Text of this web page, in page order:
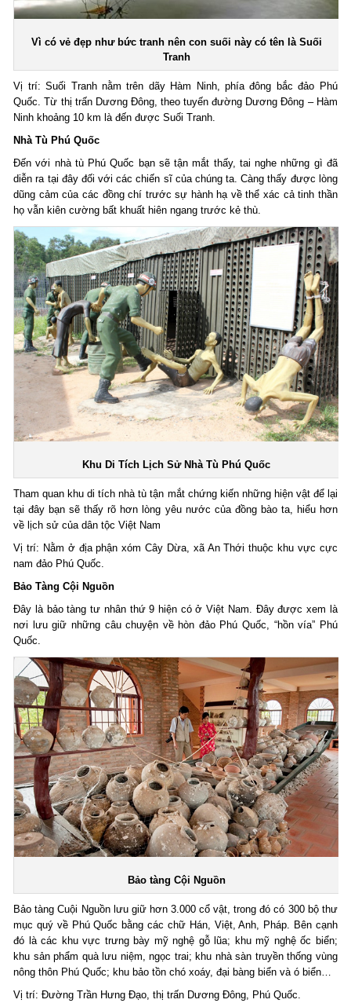
Vì có vẻ đẹp như bức tranh nên con suối này có tên là Suối
Tranh
Vị trí: Suối Tranh nằm trên dãy Hàm Ninh, phía đông bắc đảo Phú
Quốc. Từ thị trấn Dương Đông, theo tuyến đường Dương Đông – Hàm
Ninh khoảng 10 km là đến được Suối Tranh.
Nhà Tù Phú Quốc
Đến với nhà tù Phú Quốc bạn sẽ tận mắt thấy, tai nghe những gì đã
diễn ra tại đây đối với các chiến sĩ của chúng ta. Càng thấy được lòng
dũng cảm của các đồng chí trước sự hành hạ về thể xác cả tinh thần
họ vẫn kiên cường bất khuất hiên ngang trước kẻ thù.
Khu Di Tích Lịch Sử Nhà Tù Phú Quốc
Tham quan khu di tích nhà tù tận mắt chứng kiến những hiện vật để lại
tại đây bạn sẽ thấy rõ hơn lòng yêu nước của đồng bào ta, hiểu hơn
về lịch sử của dân tộc Việt Nam
Vị trí: Nằm ở địa phận xóm Cây Dừa, xã An Thới thuộc khu vực cực
nam đảo Phú Quốc.
Bảo Tàng Cội Nguồn
Đây là bảo tàng tư nhân thứ 9 hiện có ở Việt Nam. Đây được xem là
nơi lưu giữ những câu chuyện về hòn đảo Phú Quốc, “hồn vía” Phú
Quốc.
Bảo tàng Cội Nguồn
Bảo tàng Cuội Nguồn lưu giữ hơn 3.000 cổ vật, trong đó có 300 bộ thư
mục quý về Phú Quốc bằng các chữ Hán, Việt, Anh, Pháp. Bên cạnh
đó là các khu vực trưng bày mỹ nghệ gỗ lũa; khu mỹ nghệ ốc biển;
khu sản phẩm quà lưu niệm, ngọc trai; khu nhà sàn truyền thống vùng
nông thôn Phú Quốc; khu bảo tồn chó xoáy, đại bàng biển và ó biển…
Vị trí: Đường Trần Hưng Đạo, thị trấn Dương Đông, Phú Quốc.